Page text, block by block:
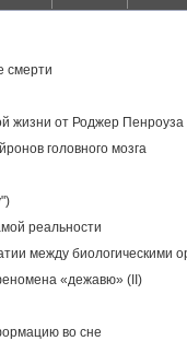
смерти
жизни от Роджер Пенроуза
головного мозга
реальности
между биологическими
«дежавю» (II)
во сне